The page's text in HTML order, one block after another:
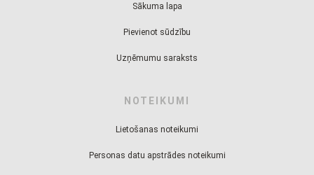
Sākuma lapa
Pievienot sūdzību
Uzņēmumu saraksts
NOTEIKUMI
Lietošanas noteikumi
Personas datu apstrādes noteikumi